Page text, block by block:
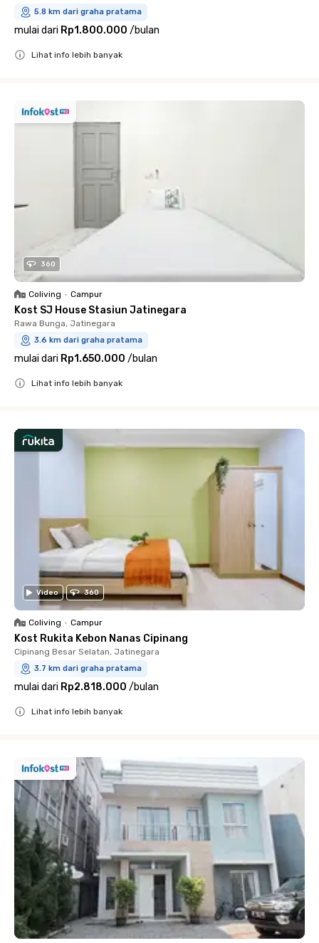
5.8 km dari graha pratama
mulai dari Rp1.800.000 /bulan
Lihat info lebih banyak
360
Coliving • Campur
Kost SJ House Stasiun Jatinegara
Rawa Bunga, Jatinegara
3.6 km dari graha pratama
mulai dari Rp1.650.000 /bulan
Lihat info lebih banyak
Video 360
Coliving • Campur
Kost Rukita Kebon Nanas Cipinang
Cipinang Besar Selatan, Jatinegara
3.7 km dari graha pratama
mulai dari Rp2.818.000 /bulan
Lihat info lebih banyak